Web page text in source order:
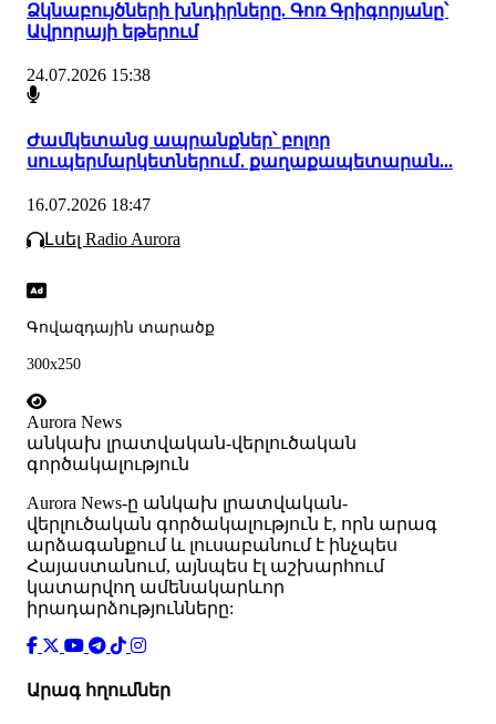
Ձկնաբույծների խնդիրները. Գոռ Գրիգորյանը՝
Ավրորայի եթերում
24.07.2026 15:38
Ժամկետանց ապրանքներ՝ բոլոր
սուպերմարկետներում․ քաղաքապետարան...
16.07.2026 18:47
Լսել Radio Aurora
Գովազդային տարածք
300x250
Aurora News
անկախ լրատվական-վերլուծական
գործակալություն
Аurora News-ը անկախ լրատվական-
վերլուծական գործակալություն է, որն արագ
արձագանքում և լուսաբանում է ինչպես
Հայաստանում, այնպես էլ աշխարհում
կատարվող ամենակարևոր
իրադարձությունները:
Արագ հղումներ